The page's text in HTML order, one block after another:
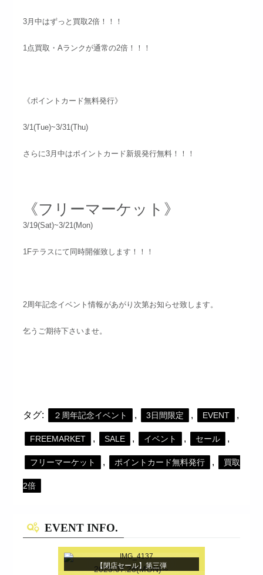
3月中はずっと買取2倍！！！
1点買取・Aランクが通常の2倍！！！
《ポイントカード無料発行》
3/1(Tue)~3/31(Thu)
さらに3月中はポイントカード新規発行無料！！！
《フリーマーケット》
3/19(Sat)~3/21(Mon)
1Fテラスにて同時開催致します！！！
2周年記念イベント情報があがり次第お知らせ致します。
乞うご期待下さいませ。
タグ: ２周年記念イベント , 3日間限定 , EVENT ,
FREEMARKET , SALE , イベント , セール ,
フリーマーケット , ポイントカード無料発行 , 買取
2倍
EVENT INFO.
【閉店セール】第三弾
2025.07.28(MON)～